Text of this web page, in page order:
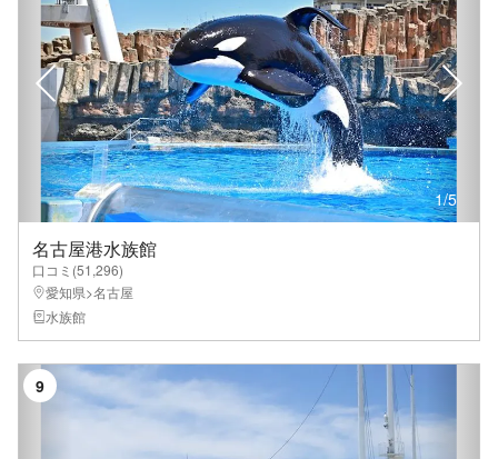
1/5
名古屋港水族館
口コミ(51,296)
愛知県>名古屋
水族館
9